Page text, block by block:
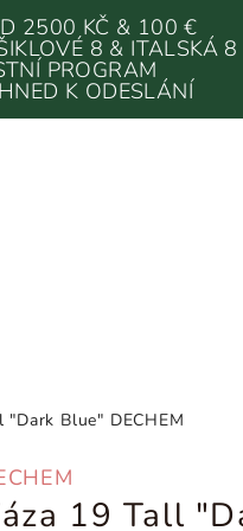
2500 KČ & 100 €
8 & ITALSKÁ 8
PROGRAM
K ODESLÁNÍ
"Dark Blue" DECHEM
19 Tall